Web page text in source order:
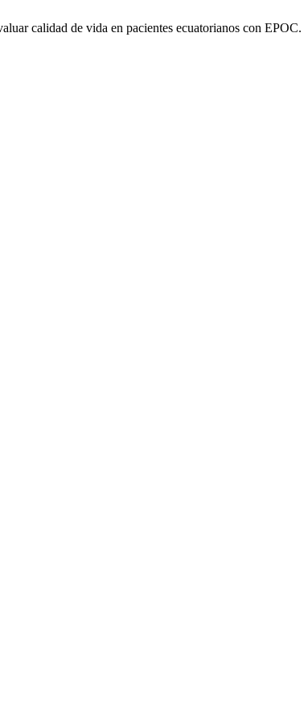
calidad de vida en pacientes ecuatorianos con